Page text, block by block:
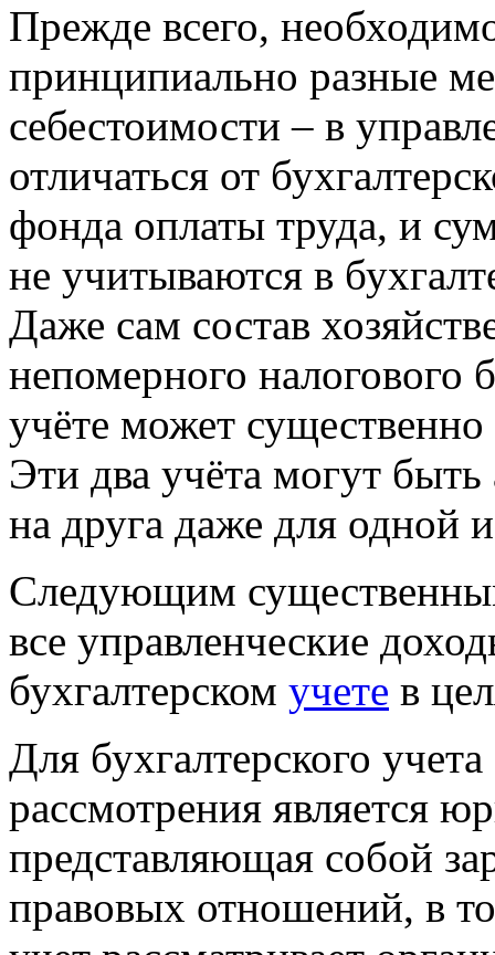
Прежде всего,
принципиально разные
себестоимости – в
отличаться от
фонда оплаты труда, и
не учитываются в
Даже сам состав
непомерного
учёте может существенно
Эти два учёта могут
на друга даже для одной
Следующим
все управленческие
бухгалтерском учете в
Для бухгалтерского
рассмотрения является
представляющая собой
правовых отношений, в